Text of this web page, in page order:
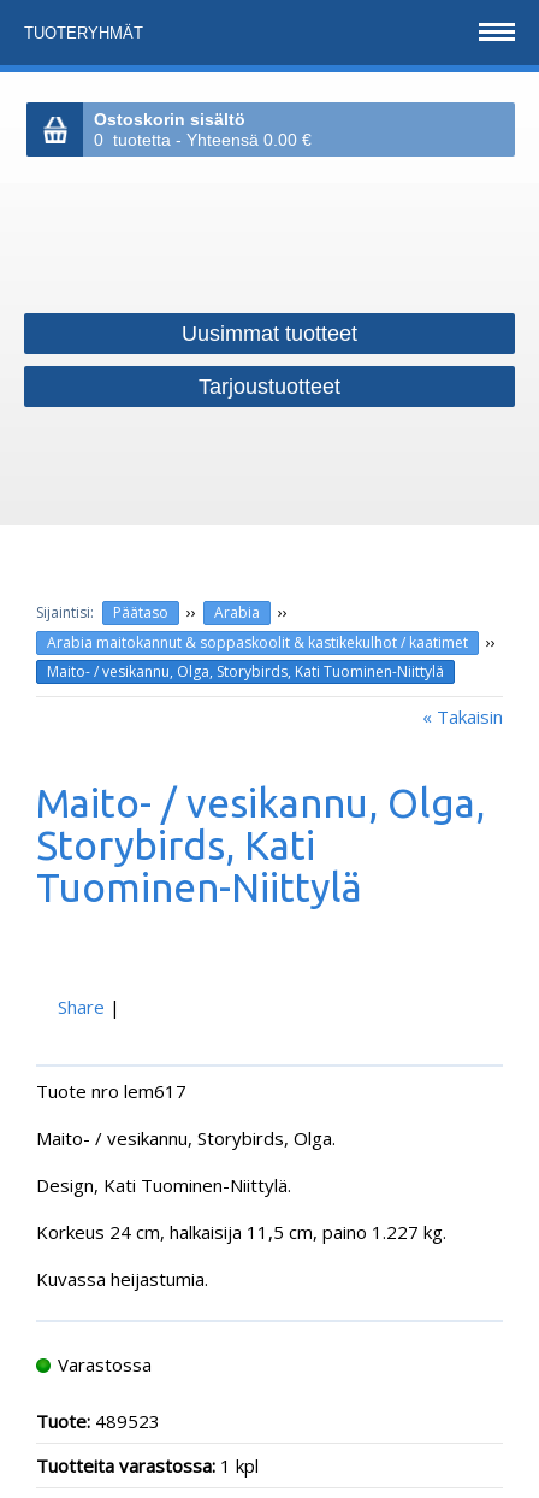
TUOTERYHMÄT
Ostoskorin sisältö
0 tuotetta - Yhteensä 0.00 €
Uusimmat tuotteet
Tarjoustuotteet
Päätaso ›› Arabia ››
Arabia maitokannut & soppaskoolit & kastikekulhot / kaatimet ››
Maito- / vesikannu, Olga, Storybirds, Kati Tuominen-Niittylä
« Takaisin
Maito- / vesikannu, Olga,
Storybirds, Kati
Tuominen-Niittylä
Share |
Tuote nro lem617
Maito- / vesikannu, Storybirds, Olga.
Design, Kati Tuominen-Niittylä.
Korkeus 24 cm, halkaisija 11,5 cm, paino 1.227 kg.
Kuvassa heijastumia.
Varastossa
Tuote: 489523
Tuotteita varastossa: 1 kpl